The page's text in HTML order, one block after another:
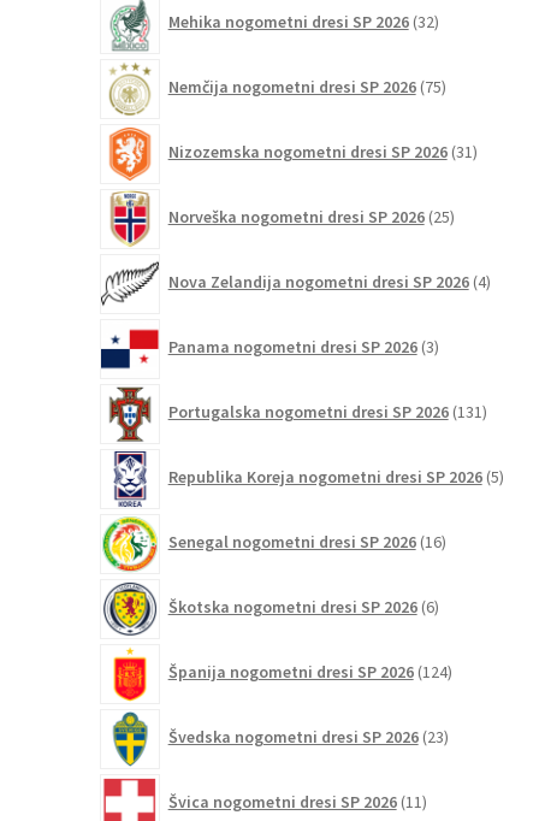
Mehika nogometni dresi SP 2026 32izdelkov
Nemčija nogometni dresi SP 2026 75izdelkov
Nizozemska nogometni dresi SP 2026 31izdelkov
Norveška nogometni dresi SP 2026 25izdelkov
Nova Zelandija nogometni dresi SP 2026 4izdelki
Panama nogometni dresi SP 2026 3izdelki
Portugalska nogometni dresi SP 2026 131
Republika Koreja nogometni dresi SP 2026 5
Senegal nogometni dresi SP 2026 16izdelkov
Škotska nogometni dresi SP 2026 6izdelkov
Španija nogometni dresi SP 2026 124izdelkov
Švedska nogometni dresi SP 2026 23izdelkov
Švica nogometni dresi SP 2026 11izdelkov